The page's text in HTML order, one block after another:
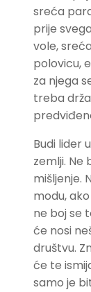
sreća
prije
vole,
polovicu,
za njega
treba
Budi lider
zemlji. Ne
mišljenje.
modu,
ne boj se
će nosi
društvu.
će te
samo je